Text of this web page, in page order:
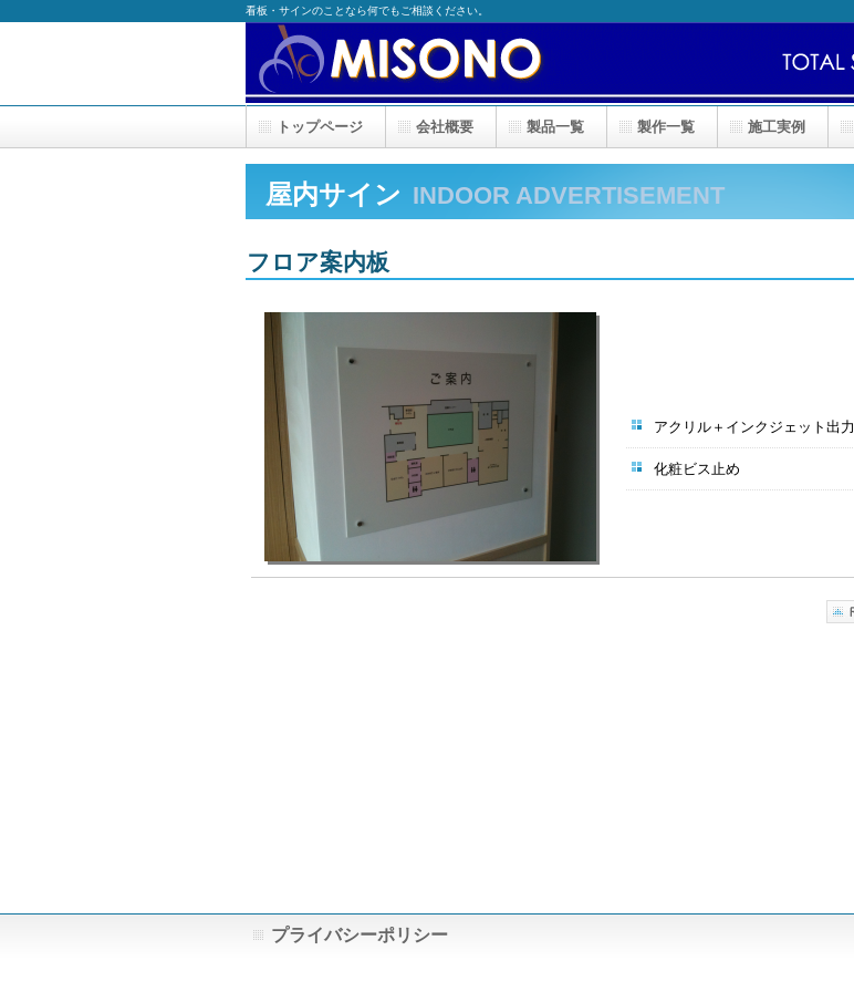
看板・サインのことなら何でもご相談ください。
屋内サイン INDOOR ADVERTISEMENT
フロア案内板
アクリル＋インクジェット出力
化粧ビス止め
トップページ 会社概要 製品一覧 製作一覧 施工実例
プライバシーポリシー